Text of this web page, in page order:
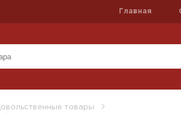
Главная
товары